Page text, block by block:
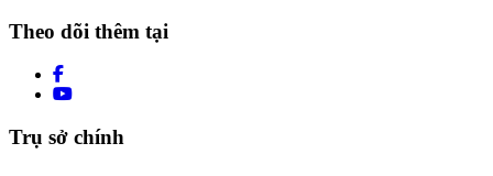
Theo dõi thêm tại
Trụ sở chính